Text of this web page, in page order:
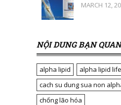
MARCH 12,
NỘI DUNG BẠN
alpha lipid
alpha lipid
cach su dung sua non
chống lão hóa